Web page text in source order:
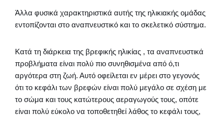
Άλλα φυσικά χαρακτηριστικά αυτής της ηλικιακής ομάδας
εντοπίζονται στο αναπνευστικό και το σκελετικό σύστημα.
Κατά τη διάρκεια της βρεφικής ηλικίας , τα αναπνευστικά
προβλήματα είναι πολύ πιο συνηθισμένα από ό,τι
αργότερα στη ζωή. Αυτό οφείλεται εν μέρει στο γεγονός
ότι το κεφάλι των βρεφών είναι πολύ μεγάλο σε σχέση με
το σώμα και τους κατώτερους αεραγωγούς τους, οπότε
είναι πολύ εύκολο να τοποθετηθεί λάθος το κεφάλι τους,